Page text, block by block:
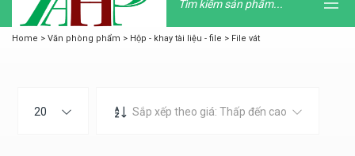
Home > Văn phòng phẩm > Hộp - khay tài liệu - file > File vát
20 Sắp xếp theo giá: Thấp đến cao